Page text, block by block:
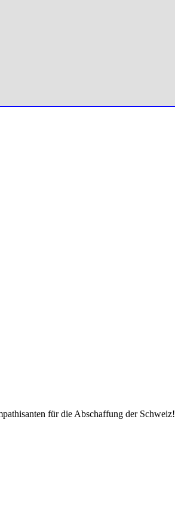
für die Abschaffung der Schweiz!